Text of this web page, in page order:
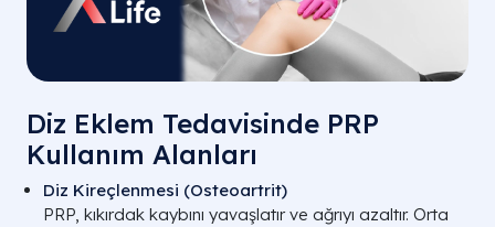
Diz Eklem Tedavisinde PRP
Kullanım Alanları
Diz Kireçlenmesi (Osteoartrit)
PRP, kıkırdak kaybını yavaşlatır ve ağrıyı azaltır. Orta